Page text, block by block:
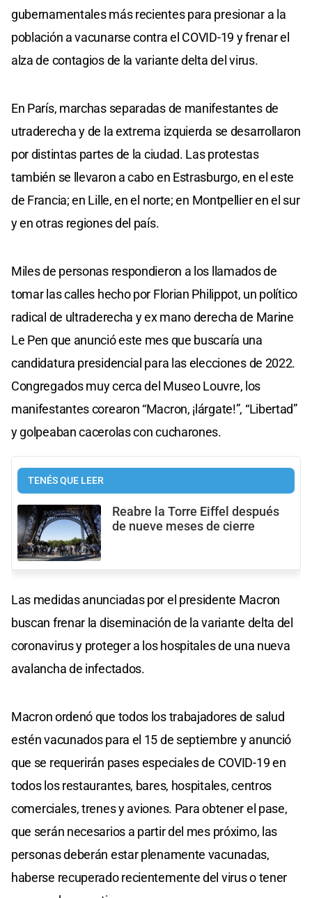
gubernamentales más recientes para presionar a la
población a vacunarse contra el COVID-19 y frenar el
alza de contagios de la variante delta del virus.
En París, marchas separadas de manifestantes de
utraderecha y de la extrema izquierda se desarrollaron
por distintas partes de la ciudad. Las protestas
también se llevaron a cabo en Estrasburgo, en el este
de Francia; en Lille, en el norte; en Montpellier en el sur
y en otras regiones del país.
Miles de personas respondieron a los llamados de
tomar las calles hecho por Florian Philippot, un político
radical de ultraderecha y ex mano derecha de Marine
Le Pen que anunció este mes que buscaría una
candidatura presidencial para las elecciones de 2022.
Congregados muy cerca del Museo Louvre, los
manifestantes corearon “Macron, ¡lárgate!”, “Libertad”
y golpeaban cacerolas con cucharones.
TENÉS QUE LEER
Reabre la Torre Eiffel después
de nueve meses de cierre
Las medidas anunciadas por el presidente Macron
buscan frenar la diseminación de la variante delta del
coronavirus y proteger a los hospitales de una nueva
avalancha de infectados.
Macron ordenó que todos los trabajadores de salud
estén vacunados para el 15 de septiembre y anunció
que se requerirán pases especiales de COVID-19 en
todos los restaurantes, bares, hospitales, centros
comerciales, trenes y aviones. Para obtener el pase,
que serán necesarios a partir del mes próximo, las
personas deberán estar plenamente vacunadas,
haberse recuperado recientemente del virus o tener